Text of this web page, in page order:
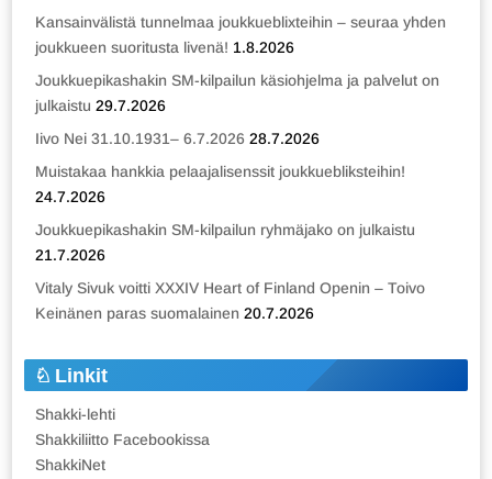
Kansainvälistä tunnelmaa joukkueblixteihin – seuraa yhden
joukkueen suoritusta livenä! 1.8.2026
Joukkuepikashakin SM-kilpailun käsiohjelma ja palvelut on
julkaistu 29.7.2026
Iivo Nei 31.10.1931– 6.7.2026 28.7.2026
Muistakaa hankkia pelaajalisenssit joukkuebliksteihin!
24.7.2026
Joukkuepikashakin SM-kilpailun ryhmäjako on julkaistu
21.7.2026
Vitaly Sivuk voitti XXXIV Heart of Finland Openin – Toivo
Keinänen paras suomalainen 20.7.2026
Linkit
Shakki-lehti
Shakkiliitto Facebookissa
ShakkiNet